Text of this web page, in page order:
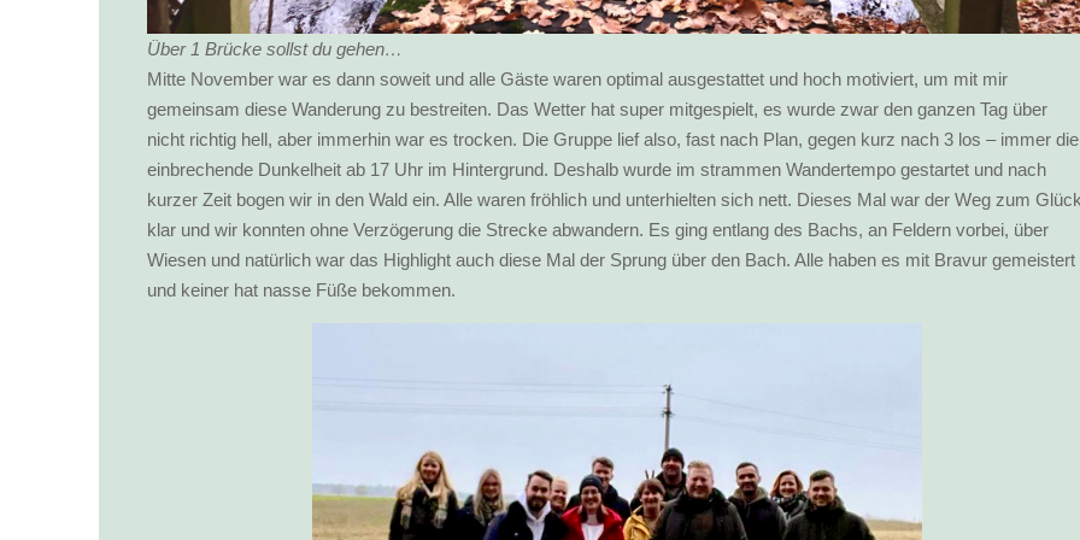
Über 1 Brücke sollst du gehen…
Mitte November war es dann soweit und alle Gäste waren optimal ausgestattet und hoch motiviert, um mit mir
gemeinsam diese Wanderung zu bestreiten. Das Wetter hat super mitgespielt, es wurde zwar den ganzen Tag über
nicht richtig hell, aber immerhin war es trocken. Die Gruppe lief also, fast nach Plan, gegen kurz nach 3 los – immer die
einbrechende Dunkelheit ab 17 Uhr im Hintergrund. Deshalb wurde im strammen Wandertempo gestartet und nach
kurzer Zeit bogen wir in den Wald ein. Alle waren fröhlich und unterhielten sich nett. Dieses Mal war der Weg zum
klar und wir konnten ohne Verzögerung die Strecke abwandern. Es ging entlang des Bachs, an Feldern vorbei, über
Wiesen und natürlich war das Highlight auch diese Mal der Sprung über den Bach. Alle haben es mit Bravur gemeistert
und keiner hat nasse Füße bekommen.